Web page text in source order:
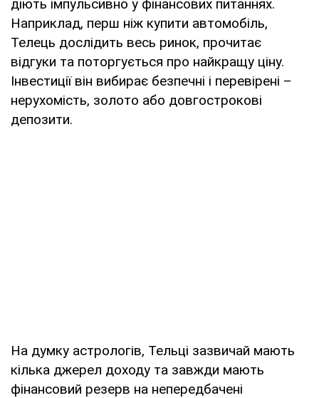
діють імпульсивно у фінансових питаннях.
Наприклад, перш ніж купити автомобіль,
Телець дослідить весь ринок, прочитає
відгуки та поторгується про найкращу ціну.
Інвестиції він вибирає безпечні і перевірені –
нерухомість, золото або довгострокові
депозити.
На думку астрологів, Тельці зазвичай мають
кілька джерел доходу та завжди мають
фінансовий резерв на непередбачені